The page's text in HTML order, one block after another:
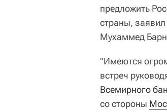
предложить
страны,
Мухаммед
"Имеются
встреч
Всемирного
со стороны